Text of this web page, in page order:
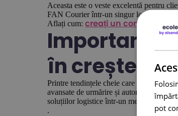
Aceasta este o veste excelentă pentru
FAN Courier într-un singur loc!
Aflați cum:creați un cont gratuit
Importanța
în creștere
Printre tendințele cheie care câștigă
avansate de urmărire și automatizare a
soluțiilor logistice într-un mediu digital
.
pot